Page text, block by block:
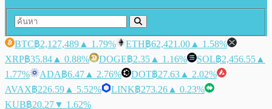
BTC฿2,127,489 ▲ 1.79% ETH฿62,421.00 ▲ 1.58%
XRP฿35.84 ▲ 0.88% DOGE฿2.35 ▲ 1.16% SOL฿2,456.55 ▲
1.77%
ADA฿6.47 ▲ 2.76% DOT฿27.63 ▲ 2.02%
AVAX฿226.59 ▲ 5.52% LINK฿273.26 ▲ 0.23%
KUB฿20.27▼ 1.62%